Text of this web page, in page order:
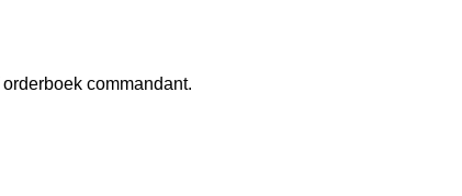
commandant.